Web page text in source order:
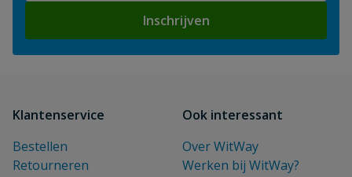
Inschrijven
Klantenservice
Bestellen
Retourneren
Ook interessant
Over WitWay
Werken bij WitWay?